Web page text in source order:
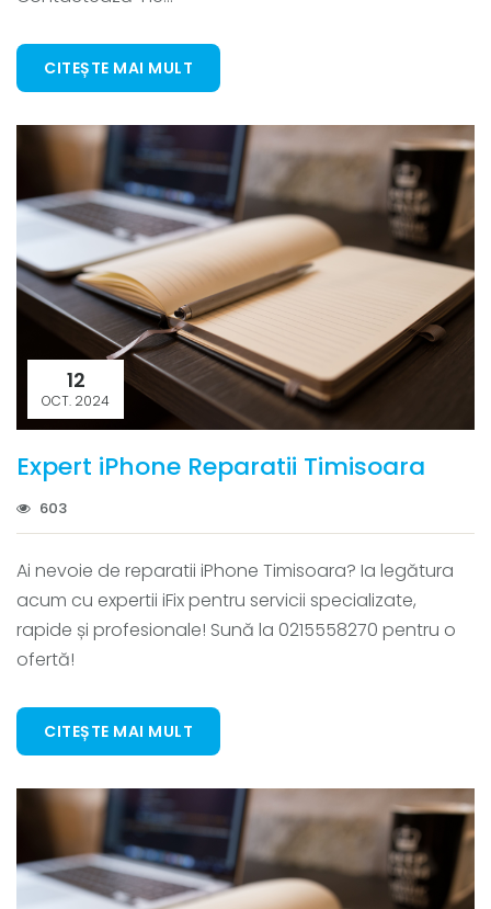
CITEȘTE MAI MULT
12
OCT. 2024
Expert iPhone Reparatii Timisoara
603
Ai nevoie de reparatii iPhone Timisoara? Ia legătura
acum cu expertii iFix pentru servicii specializate,
rapide și profesionale! Sună la 0215558270 pentru o
ofertă!
CITEȘTE MAI MULT